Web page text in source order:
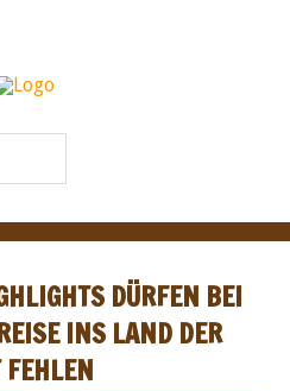
DÜRFEN BEI
INS LAND DER